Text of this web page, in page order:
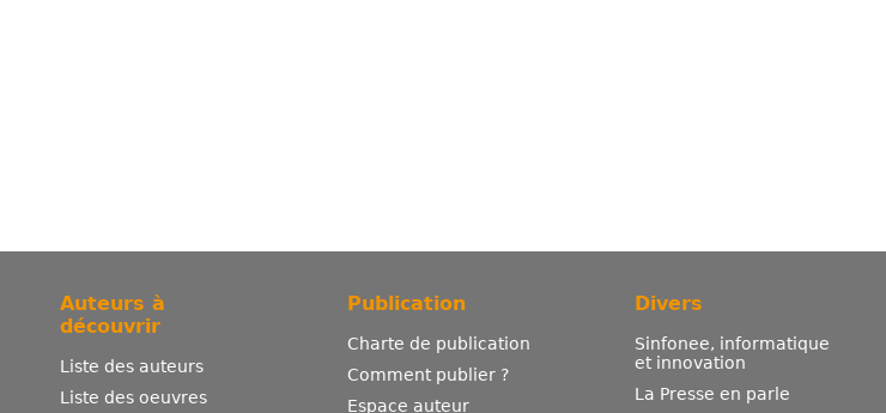
Auteurs à
découvrir
Liste des auteurs
Liste des oeuvres
Publication
Charte de publication
Comment publier ?
Espace auteur
Divers
Sinfonee, informatique
et innovation
La Presse en parle